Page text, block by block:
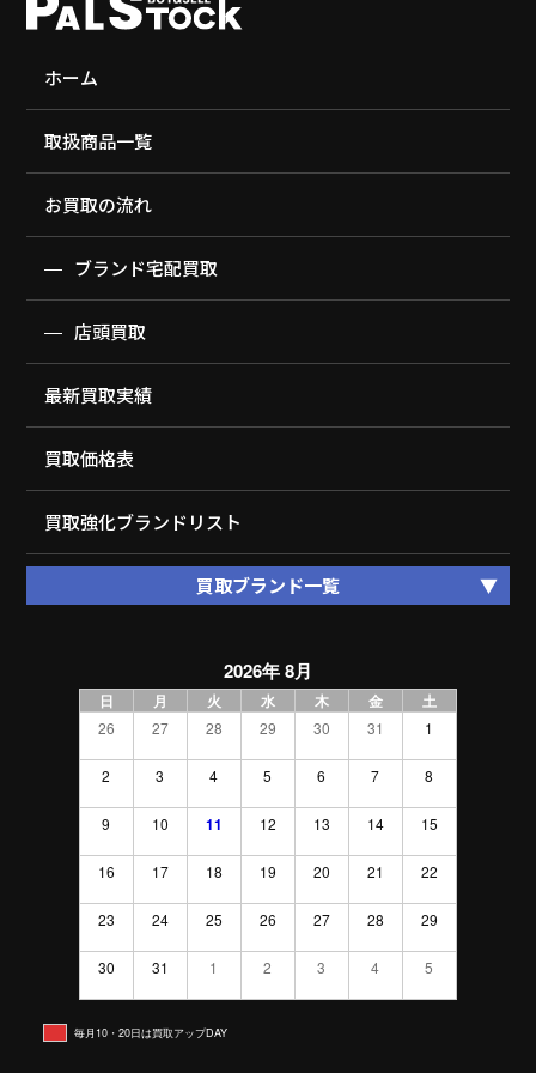
ホーム
取扱商品一覧
お買取の流れ
ブランド宅配買取
店頭買取
最新買取実績
買取価格表
買取強化ブランドリスト
買取ブランド一覧
2026年 8月
日 月 火 水 木 金 土
26 27 28 29 30 31 1
2 3 4 5 6 7 8
9 10 11 12 13 14 15
16 17 18 19 20 21 22
23 24 25 26 27 28 29
30 31 1 2 3 4 5
毎月10・20日は買取アップDAY